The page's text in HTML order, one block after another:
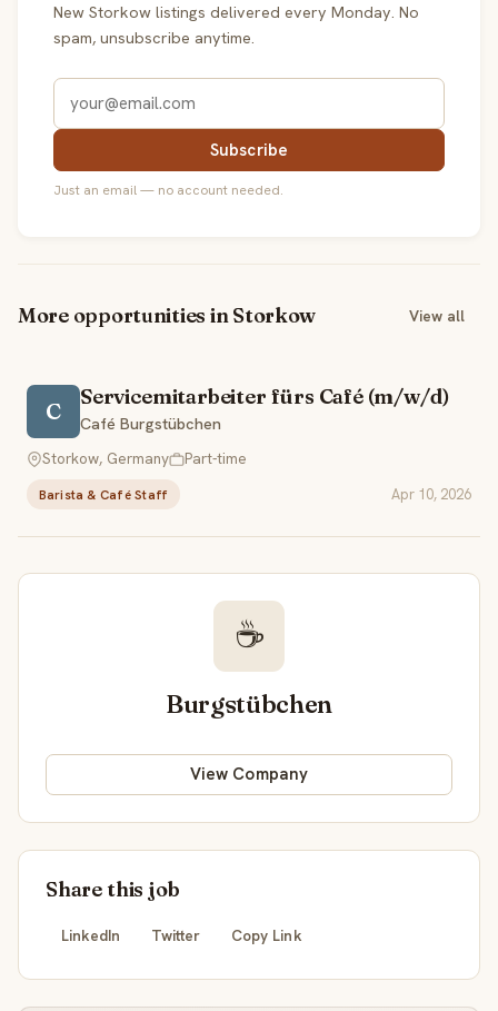
New Storkow listings delivered every Monday. No
spam, unsubscribe anytime.
Subscribe
Just an email — no account needed.
More opportunities in Storkow View all
C
Servicemitarbeiter fürs Café (m/w/d)
Café Burgstübchen
Storkow, Germany
Part-time
Barista & Café Staff Apr 10, 2026
☕
Burgstübchen
View Company
Share this job
LinkedIn Twitter Copy Link